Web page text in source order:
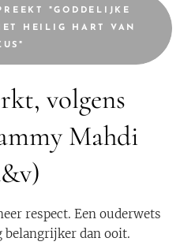
"GODDELIJKE
HEILIG HART VAN
volgens
Mahdi
respect. Een ouderwets
belangrijker dan ooit.